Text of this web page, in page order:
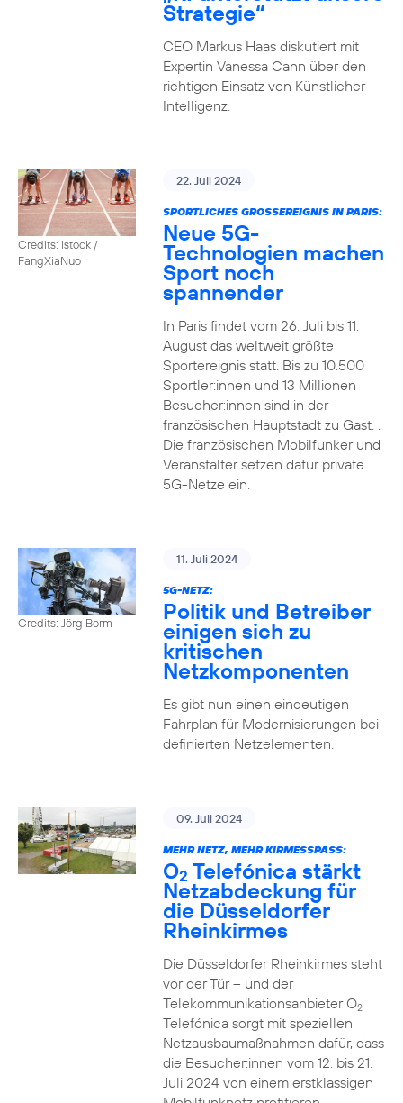
Strategie“
CEO Markus Haas diskutiert mit
Expertin Vanessa Cann über den
richtigen Einsatz von Künstlicher
Intelligenz.
Credits: istock /
FangXiaNuo
22. Juli 2024
SPORTLICHES GROSSEREIGNIS IN PARIS:
Neue 5G-
Technologien machen
Sport noch
spannender
In Paris findet vom 26. Juli bis 11.
August das weltweit größte
Sportereignis statt. Bis zu 10.500
Sportler:innen und 13 Millionen
Besucher:innen sind in der
französischen Hauptstadt zu Gast. .
Die französischen Mobilfunker und
Veranstalter setzen dafür private
5G-Netze ein.
Credits: Jörg Borm
11. Juli 2024
5G-NETZ:
Politik und Betreiber
einigen sich zu
kritischen
Netzkomponenten
Es gibt nun einen eindeutigen
Fahrplan für Modernisierungen bei
definierten Netzelementen.
09. Juli 2024
MEHR NETZ, MEHR KIRMESSPASS:
O2 Telefónica stärkt
Netzabdeckung für
die Düsseldorfer
Rheinkirmes
Die Düsseldorfer Rheinkirmes steht
vor der Tür – und der
Telekommunikationsanbieter O2
Telefónica sorgt mit speziellen
Netzausbaumaßnahmen dafür, dass
die Besucher:innen vom 12. bis 21.
Juli 2024 von einem erstklassigen